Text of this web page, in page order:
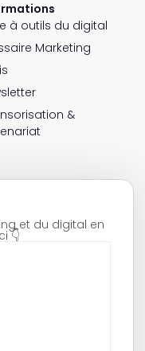
à outils du digital
Marketing
&
et du digital en
👇